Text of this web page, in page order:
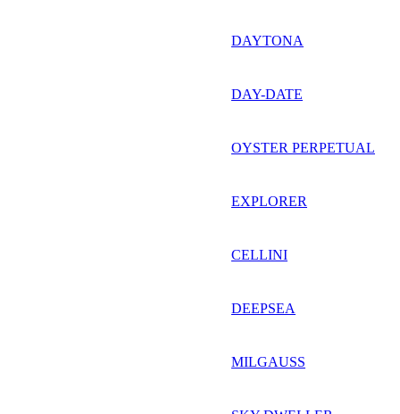
DAYTONA
DAY-DATE
OYSTER PERPETUAL
EXPLORER
CELLINI
DEEPSEA
MILGAUSS